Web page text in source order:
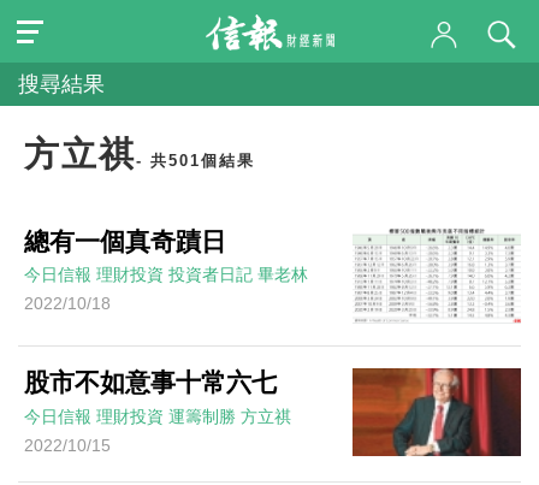
搜尋結果
方立祺- 共501個結果
總有一個真奇蹟日
今日信報 理財投資 投資者日記 畢老林
2022/10/18
股市不如意事十常六七
今日信報 理財投資 運籌制勝 方立祺
2022/10/15